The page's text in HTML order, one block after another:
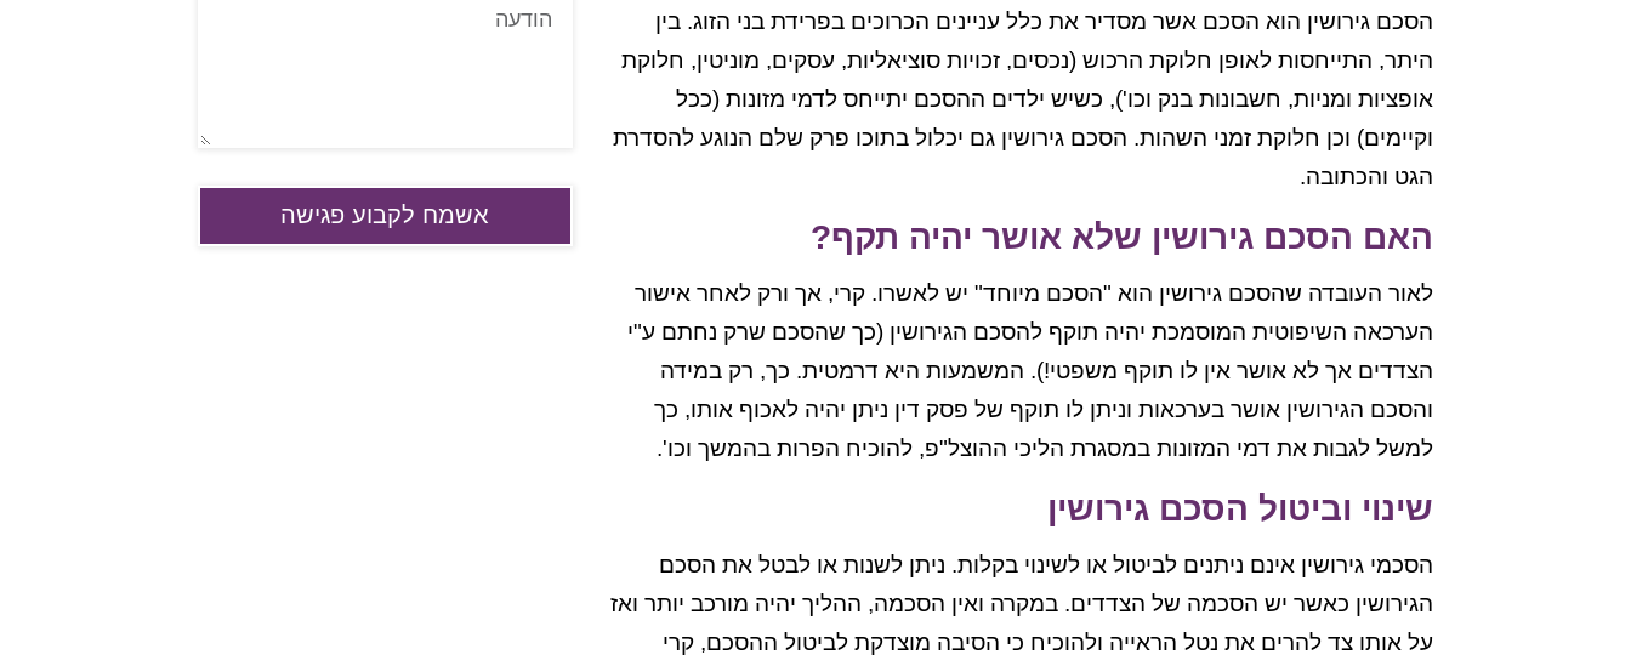
הסכם גירושין הוא הסכם אשר מסדיר את כלל עניינים הכרוכים בפרידת בני הזוג. בין
היתר, התייחסות לאופן חלוקת הרכוש (נכסים, זכויות סוציאליות, עסקים, מוניטין, חלוקת
אופציות ומניות, חשבונות בנק וכו'), כשיש ילדים ההסכם יתייחס לדמי מזונות (ככל
וקיימים) וכן חלוקת זמני השהות. הסכם גירושין גם יכלול בתוכו פרק שלם הנוגע להסדרת
הגט והכתובה.
האם הסכם גירושין שלא אושר יהיה תקף?
לאור העובדה שהסכם גירושין הוא "הסכם מיוחד" יש לאשרו. קרי, אך ורק לאחר אישור
הערכאה השיפוטית המוסמכת יהיה תוקף להסכם הגירושין (כך שהסכם שרק נחתם ע"י
הצדדים אך לא אושר אין לו תוקף משפטי!). המשמעות היא דרמטית. כך, רק במידה
והסכם הגירושין אושר בערכאות וניתן לו תוקף של פסק דין ניתן יהיה לאכוף אותו, כך
למשל לגבות את דמי המזונות במסגרת הליכי ההוצל"פ, להוכיח הפרות בהמשך וכו'.
שינוי וביטול הסכם גירושין
הסכמי גירושין אינם ניתנים לביטול או לשינוי בקלות. ניתן לשנות או לבטל את הסכם
הגירושין כאשר יש הסכמה של הצדדים. במקרה ואין הסכמה, ההליך יהיה מורכב יותר ואז
על אותו צד להרים את נטל הראייה ולהוכיח כי הסיבה מוצדקת לביטול ההסכם, קרי